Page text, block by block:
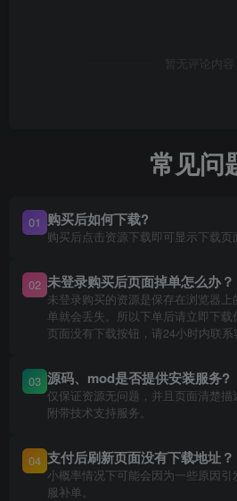
暂无评论内容
常见问
01 购买后如何下载?
购买后点击资源下载即可显示下载页
02 未登录购买后页面掉单怎么办？
未登录购买的资源是保存在浏览器
单就会丢失。所以下单后请立即下
页面没有下载按钮，请24小时内联系
03 源码、mod是否提供安装服务?
仅保证资源无问题，并且页面清楚
附带技术支持服务。
04 支付后刷新页面没有下载地址？
小概率情况下可能会因为一些原因
服补单。